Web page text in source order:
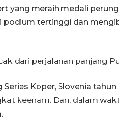
yang meraih medali
tertinggi dan
dari perjalanan panjang
Koper, Slovenia tahun
keenam. Dan, dalam